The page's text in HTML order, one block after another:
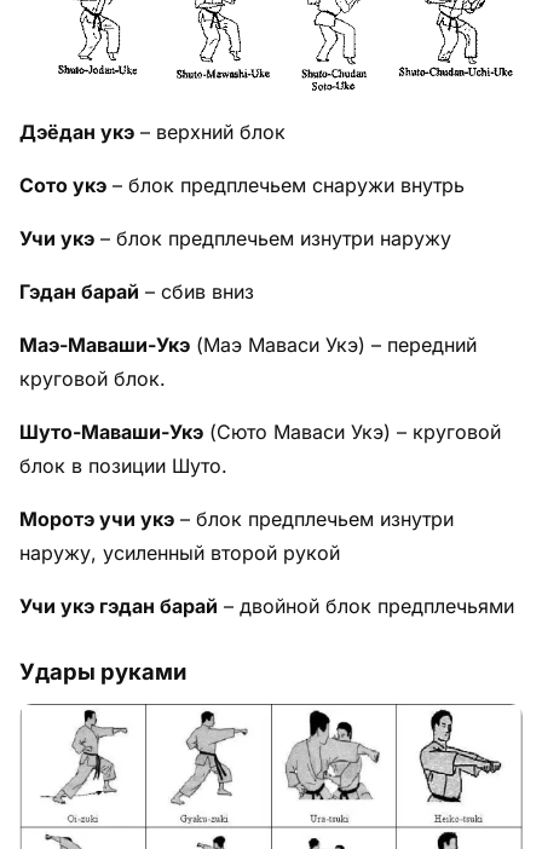
Дэёдан укэ – верхний блок
Сото укэ – блок предплечьем снаружи внутрь
Учи укэ – блок предплечьем изнутри наружу
Гэдан барай – сбив вниз
Маэ-Маваши-Укэ (Маэ Маваси Укэ) – передний
круговой блок.
Шуто-Маваши-Укэ (Сюто Маваси Укэ) – круговой
блок в позиции Шуто.
Моротэ учи укэ – блок предплечьем изнутри
наружу, усиленный второй рукой
Учи укэ гэдан барай – двойной блок предплечьями
Удары руками